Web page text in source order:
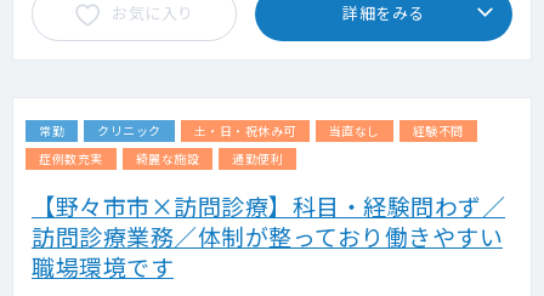
お気に入り 詳細をみる
常勤 クリニック 土・日・祝休み可 当直なし
経験不問
症例数充実
綺麗な施設 通勤便利
【野々市市×訪問診療】科目・経験問わず／
訪問診療業務／体制が整っており働きやすい
職場環境です